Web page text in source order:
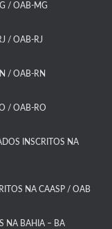
/ OAB-MG​
/ OAB-RJ​
/ OAB-RN
/ OAB-RO​
INSCRITOS NA
NA CAASP / OAB
NA BAHIA – BA​